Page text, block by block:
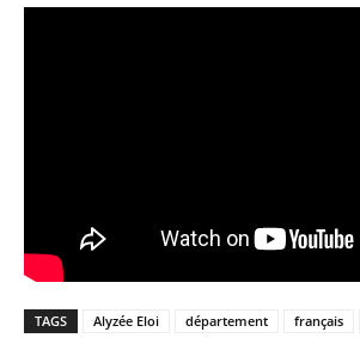
TAGS Alyzée Eloi département français